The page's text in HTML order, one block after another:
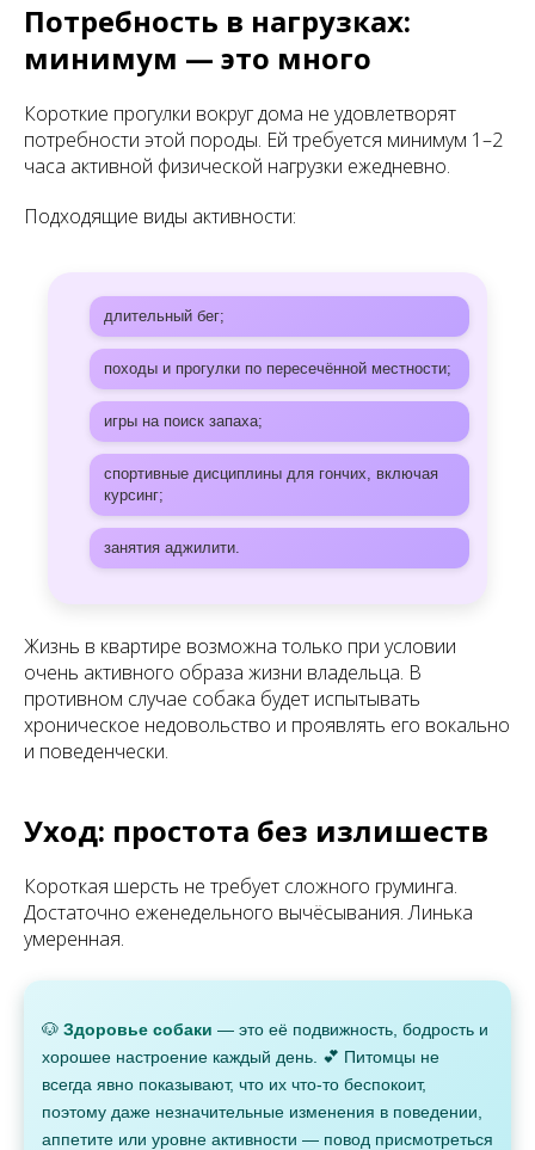
Потребность в нагрузках:
минимум — это много
Короткие прогулки вокруг дома не удовлетворят
потребности этой породы. Ей требуется минимум 1–2
часа активной физической нагрузки ежедневно.
Подходящие виды активности:
длительный бег;
походы и прогулки по пересечённой местности;
игры на поиск запаха;
спортивные дисциплины для гончих, включая
курсинг;
занятия аджилити.
Жизнь в квартире возможна только при условии
очень активного образа жизни владельца. В
противном случае собака будет испытывать
хроническое недовольство и проявлять его вокально
и поведенчески.
Уход: простота без излишеств
Короткая шерсть не требует сложного груминга.
Достаточно еженедельного вычёсывания. Линька
умеренная.
🐶 Здоровье собаки — это её подвижность, бодрость и
хорошее настроение каждый день. 💕 Питомцы не
всегда явно показывают, что их что-то беспокоит,
поэтому даже незначительные изменения в поведении,
аппетите или уровне активности — повод присмотреться